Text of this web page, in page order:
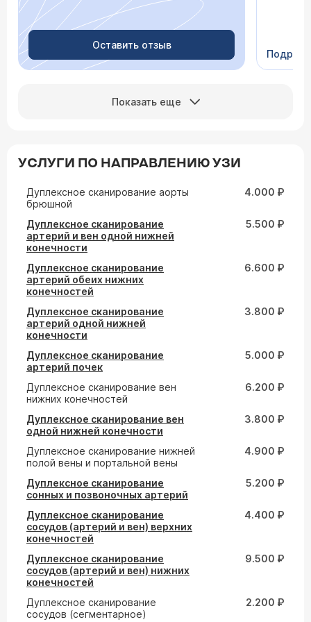
Оставить отзыв
Сейчас
Показать еще
УСЛУГИ ПО НАПРАВЛЕНИЮ УЗИ
Дуплексное сканирование аорты
брюшной
4.000 ₽
Дуплексное сканирование
артерий и вен одной нижней
конечности
5.500 ₽
Дуплексное сканирование
артерий обеих нижних
конечностей
6.600 ₽
Дуплексное сканирование
артерий одной нижней
конечности
3.800 ₽
Дуплексное сканирование
артерий почек
5.000 ₽
Дуплексное сканирование вен
нижних конечностей
6.200 ₽
Дуплексное сканирование вен
одной нижней конечности
3.800 ₽
Дуплексное сканирование нижней
полой вены и портальной вены
4.900 ₽
Дуплексное сканирование
сонных и позвоночных артерий
5.200 ₽
Дуплексное сканирование
сосудов (артерий и вен) верхних
конечностей
4.400 ₽
Дуплексное сканирование
сосудов (артерий и вен) нижних
конечностей
9.500 ₽
Дуплексное сканирование
сосудов (сегментарное)
2.200 ₽